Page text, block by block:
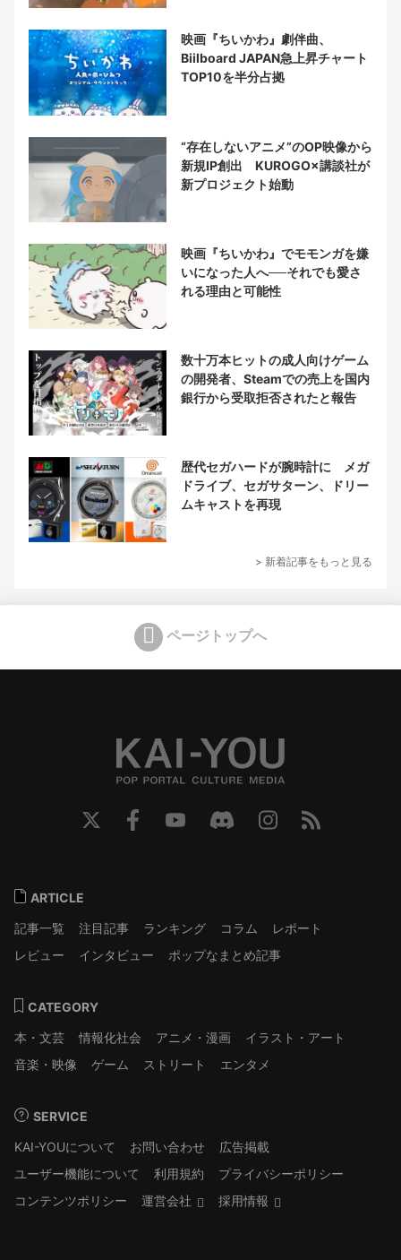
映画『ちいかわ』劇伴曲、
Biilboard JAPAN急上昇チャート
TOP10を半分占拠
“存在しないアニメ”のOP映像から
新規IP創出 KUROGO×講談社が
新プロジェクト始動
映画『ちいかわ』でモモンガを嫌
いになった人へ──それでも愛さ
れる理由と可能性
数十万本ヒットの成人向けゲーム
の開発者、Steamでの売上を国内
銀行から受取拒否されたと報告
歴代セガハードが腕時計に メガ
ドライブ、セガサターン、ドリー
ムキャストを再現
> 新着記事をもっと見る
ページトップへ
ARTICLE
記事一覧
注目記事 ランキング コラム
レポート
レビュー
インタビュー ポップなまとめ記事
CATEGORY
本・文芸
情報化社会 アニメ・漫画
イラスト・アート
音楽・映像
ゲーム ストリート エンタメ
SERVICE
KAI-YOUについて
お問い合わせ
広告掲載
ユーザー機能について
利用規約
プライバシーポリシー
コンテンツポリシー
運営会社 採用情報